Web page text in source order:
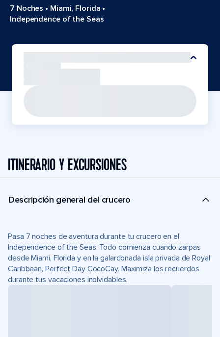
7 Noches • Miami, Florida •
Independence of the Seas
ITINERARIO Y EXCURSIONES
Descripción general del crucero
Pasa 7 noches de aventura durante tu crucero en el
Independence of the Seas. Todo comienza cuando zarpas
desde Miami, Florida y en la galardonada isla privada de Royal
Caribbean, Perfect Day CocoCay. Maximiza los recuerdos
durante tus vacaciones inolvidables.